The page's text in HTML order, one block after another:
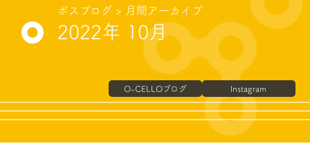
ボスブログ > 月間ア一カイブ
2022年 10月
O-CELLOブログ Instagram